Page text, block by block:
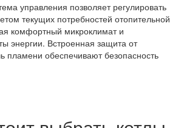
управления позволяет регулировать
текущих потребностей отопительной
комфортный микроклимат и
энергии. Встроенная защита от
пламени обеспечивают безопасность